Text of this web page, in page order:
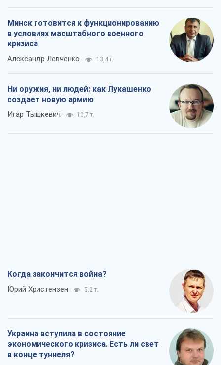
Минск готовится к функционированию
в условиях масштабного военного
кризиса
Александр Левченко 13,4 т.
Ни оружия, ни людей: как Лукашенко
создает новую армию
Игар Тышкевич 10,7 т.
Когда закончится война?
Юрий Христензен 5,2 т.
Украина вступила в состояние
экономического кризиса. Есть ли свет
в конце туннеля?